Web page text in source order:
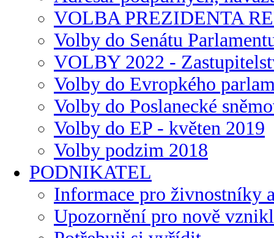
VOLBA PREZIDENTA
Volby do Senátu
VOLBY 2022 -
Volby do Evropkého
Volby do Poslanecké
Volby do EP - květen 2019
Volby podzim 2018
PODNIKATEL
Informace pro živnostníky
Upozornění pro nově